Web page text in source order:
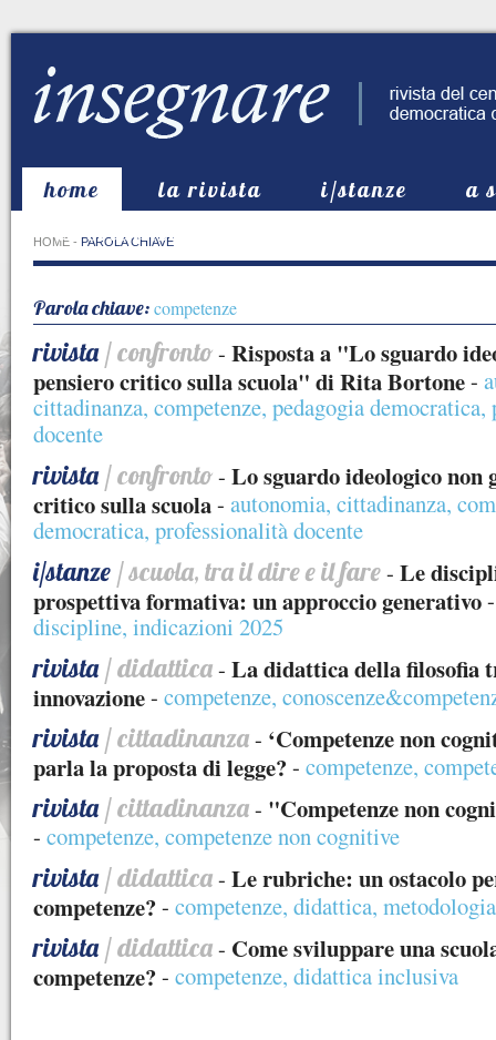
home la rivista i/stanze
a
in evidenza
HOME - PAROLA CHIAVE
Parola chiave:competenze
rivista/ confronto- Risposta a "Lo sguardo
pensiero critico sulla scuola" di Rita Bortone-
cittadinanza, competenze, pedagogia democratica,
docente
rivista/ confronto- Lo sguardo ideologico non
critico sulla scuola- autonomia, cittadinanza,
democratica, professionalità docente
i/stanze / scuola, tra il dire e il fare- Le
prospettiva formativa: un approccio generativo
discipline, indicazioni 2025
rivista/ didattica- La didattica della filosofia
innovazione- competenze,
rivista/ cittadinanza- ‘Competenze non
parla la proposta di legge?- competenze,
rivista/ cittadinanza- "Competenze non
- competenze, competenze non cognitive
rivista/ didattica- Le rubriche: un ostacolo
competenze?- competenze, didattica,
rivista/ didattica- Come sviluppare una
competenze?- competenze, didattica inclusiva